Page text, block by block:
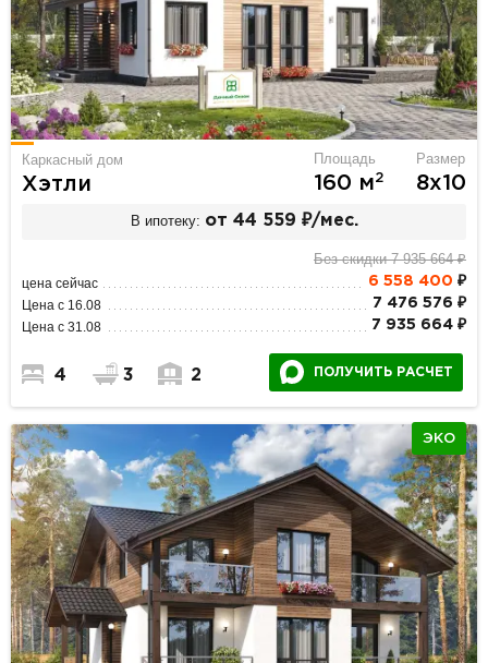
Каркасный дом
Хэтли
Площадь
160 м2
Размер
8х10
В ипотеку: от 44 559 ₽/мес.
Без скидки 7 935 664 ₽
цена сейчас 6 558 400 ₽
Цена с 16.08 7 476 576 ₽
Цена с 31.08 7 935 664 ₽
4 3 2 ПОЛУЧИТЬ РАСЧЕТ
ЭКО